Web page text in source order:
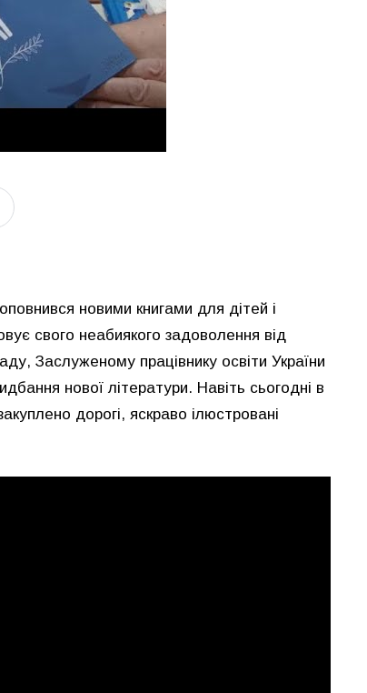
новими книгами для дітей і
свого неабиякого задоволення від
Заслуженому працівнику освіти України
нової літератури. Навіть сьогодні в
дорогі, яскраво ілюстровані